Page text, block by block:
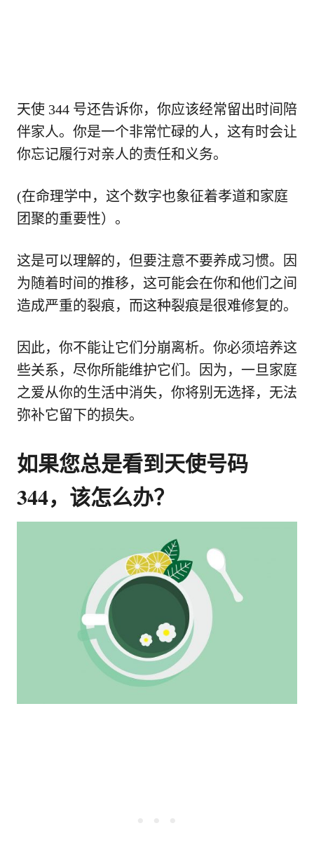
天使 344 号还告诉你，你应该经常留出时间陪
伴家人。你是一个非常忙碌的人，这有时会让
你忘记履行对亲人的责任和义务。
(在命理学中，这个数字也象征着孝道和家庭
团聚的重要性）。
这是可以理解的，但要注意不要养成习惯。因
为随着时间的推移，这可能会在你和他们之间
造成严重的裂痕，而这种裂痕是很难修复的。
因此，你不能让它们分崩离析。你必须培养这
些关系，尽你所能维护它们。因为，一旦家庭
之爱从你的生活中消失，你将别无选择，无法
弥补它留下的损失。
如果您总是看到天使号码
344，该怎么办？